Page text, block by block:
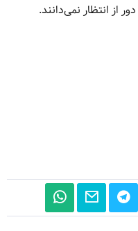
از انتظار نمی‌دانند.